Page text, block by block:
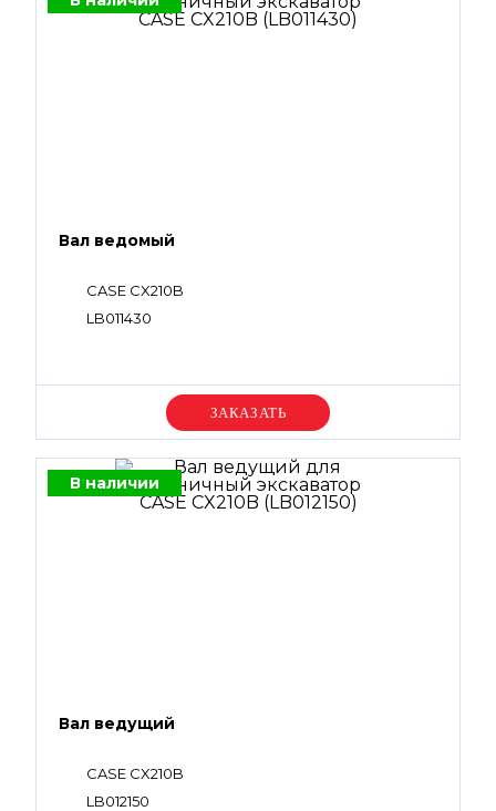
Вал ведомый
CASE CX210B
LB011430
Уточняйте цену
В наличии
Вал ведущий
CASE CX210B
LB012150